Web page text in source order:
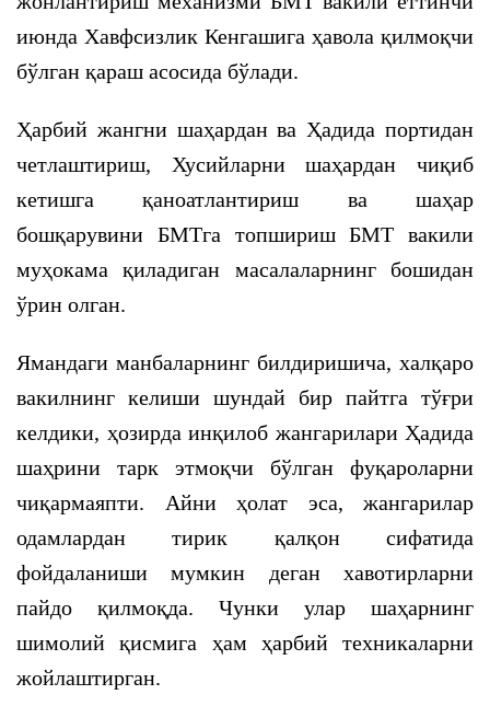
июнда Хавфсизлик Кенгашига ҳавола қилмоқчи
бўлган қараш асосида бўлади.
Ҳарбий жангни шаҳардан ва Ҳадида портидан
четлаштириш, Хусийларни шаҳардан чиқиб
кетишга қаноатлантириш ва шаҳар
бошқарувини БМТга топшириш БМТ вакили
муҳокама қиладиган масалаларнинг бошидан
ўрин олган.
Ямандаги манбаларнинг билдиришича, халқаро
вакилнинг келиши шундай бир пайтга тўғри
келдики, ҳозирда инқилоб жангарилари Ҳадида
шаҳрини тарк этмоқчи бўлган фуқароларни
чиқармаяпти. Айни ҳолат эса, жангарилар
одамлардан тирик қалқон сифатида
фойдаланиши мумкин деган хавотирларни
пайдо қилмоқда. Чунки улар шаҳарнинг
шимолий қисмига ҳам ҳарбий техникаларни
жойлаштирган.